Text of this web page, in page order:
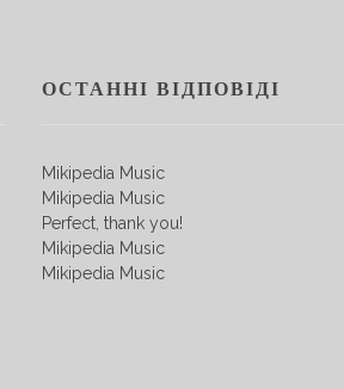
ОСТАННІ ВІДПОВІДІ
Mikipedia Music
Mikipedia Music
Perfect, thank you!
Mikipedia Music
Mikipedia Music